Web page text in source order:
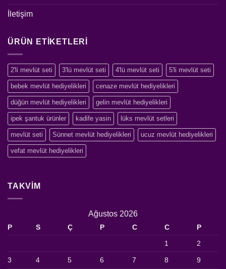
İletişim
ÜRÜN ETIKETLERI
2'li mevlüt seti 3'lü mevlüt seti 4'lü mevlüt seti 5'li mevlüt seti
bebek mevlüt hediyelikleri cenaze mevlüt hediyelikleri
düğün mevlüt hediyelikleri gelin mevlüt hediyelikleri
ipek şantuk ürünler kadife yasin lüks mevlüt setleri
mevlüt seti Sünnet mevlüt hediyelikleri ucuz mevlüt hediyelikleri
vefat mevlüt hediyelikleri
TAKVIM
Ağustos 2026
P S Ç P C C
P
1
2
3 4 5 6 7 8 9